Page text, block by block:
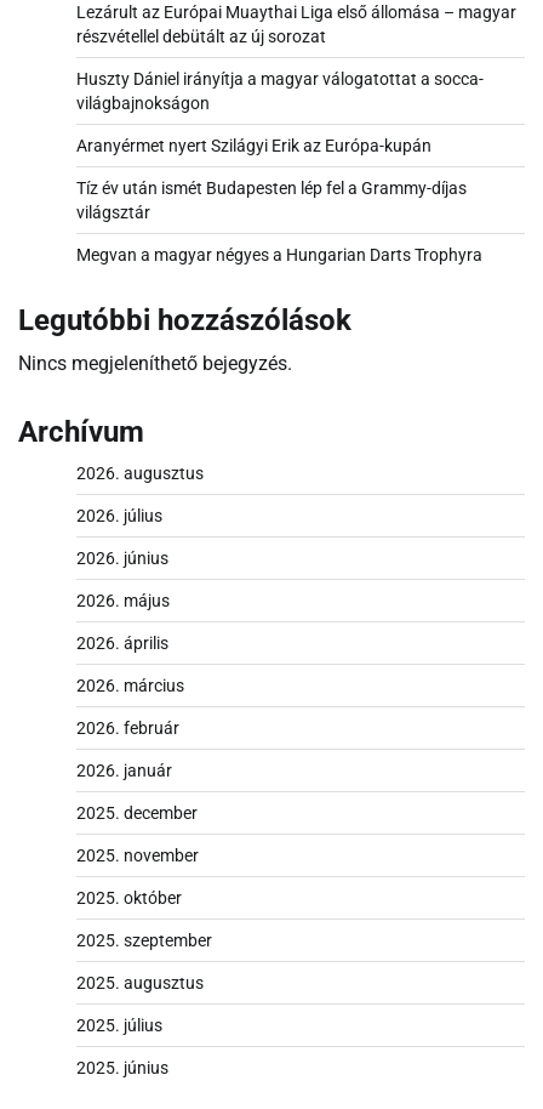
Lezárult az Európai Muaythai Liga első állomása – magyar
részvétellel debütált az új sorozat
Huszty Dániel irányítja a magyar válogatottat a socca-
világbajnokságon
Aranyérmet nyert Szilágyi Erik az Európa-kupán
Tíz év után ismét Budapesten lép fel a Grammy-díjas
világsztár
Megvan a magyar négyes a Hungarian Darts Trophyra
Legutóbbi hozzászólások
Nincs megjeleníthető bejegyzés.
Archívum
2026. augusztus
2026. július
2026. június
2026. május
2026. április
2026. március
2026. február
2026. január
2025. december
2025. november
2025. október
2025. szeptember
2025. augusztus
2025. július
2025. június